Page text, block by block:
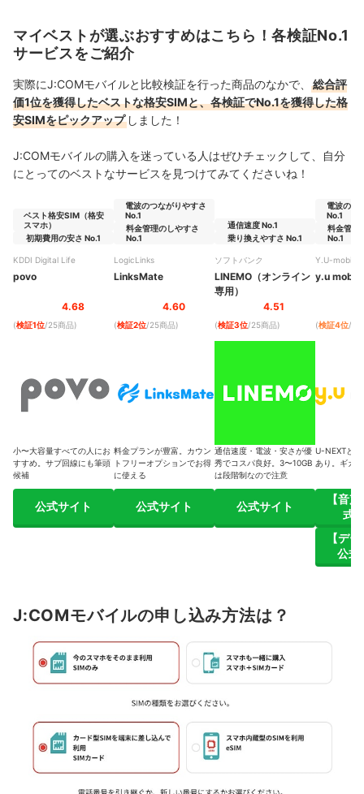
マイベストが選ぶおすすめはこちら！各検証No.1
サービスをご紹介
実際にJ:COMモバイルと比較検証を行った商品のなかで、
総合評
価1位を獲得したベストな格安SIMと、各検証でNo.1を獲得した格
安SIMをピックアップ しました！
J:COMモバイルの購入を迷っている人はぜひチェックして、自分
にとってのベストなサービスを見つけてみてくださいね！
ベスト格安SIM（格安
スマホ）
初期費用の安さ No.1
KDDI Digital Life
povo
4.68
(検証1位/25商品)
小〜大容量すべての人にお
すすめ。サブ回線にも筆頭
候補
公式サイト
電波のつながりやすさ
No.1
料金管理のしやすさ
No.1
LogicLinks
LinksMate
4.60
(検証2位/25商品)
料金プランが豊富。カウン
トフリーオプションでお得
に使える
公式サイト
通信速度 No.1
乗り換えやすさ No.1
ソフトバンク
LINEMO（オンライン
専用）
4.51
(検証3位/25商品)
通信速度・電波・安さが優
秀でコスパ良好。3〜10GB
は段階制なので注意
公式サイト
電波のつ
No.1
料金管理
No.1
Y.U-mobile
y.u mobile
(検証4位/25
U-NEXTと
あり。ギガ
【音
式
【デ
公式
J:COMモバイルの申し込み方法は？